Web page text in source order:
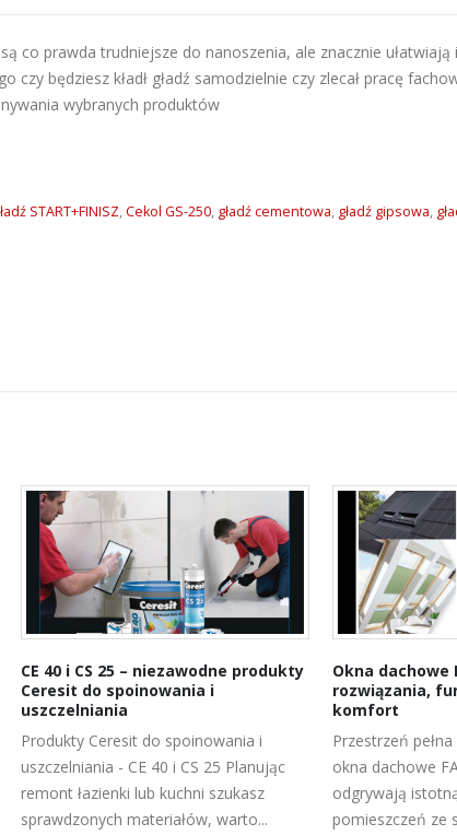
co prawda trudniejsze do nanoszenia, ale znacznie
czy będziesz kładł gładź samodzielnie czy zlecał pracę
wybranych produktów
START+FINISZ,Cekol GS-250, gładź cementowa, gładź gipsowa,
CE 40 i CS 25 – niezawodne produkty
Ceresit do spoinowania i
uszczelniania
Produkty Ceresit do spoinowania i
uszczelniania - CE 40 i CS 25 Planując
remont łazienki lub kuchni szukasz
sprawdzonych materiałów, warto...
Okna dachowe
rozwiązania,
komfort
Przestrzeń
okna dachowe
odgrywają
pomieszczeń ze